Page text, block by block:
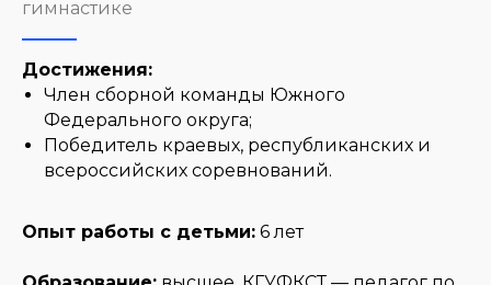
гимнастике
Достижения:
Член сборной команды Южного
Федерального округа;
Победитель краевых, республиканских и
всероссийских соревнований.
Опыт работы с детьми: 6 лет